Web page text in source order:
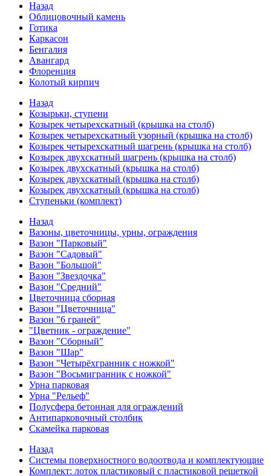
Назад
Облицовочный камень
Готика
Каркасон
Бенгалия
Авангард
Флоренция
Колотый кирпич
Назад
Козырьки, ступени
Козырек четырехскатный (крышка на столб)
Козырек четырехскатный узорный (крышка на столб)
Козырек четырехскатный шагрень (крышка на столб)
Козырек двухскатный шагрень (крышка на столб)
Козырек двухскатный (крышка на столб)
Козырек двухскатный (крышка на столб)
Козырек двухскатный (крышка на столб)
Ступеньки (комплект)
Назад
Вазоны, цветочницы, урны, ограждения
Вазон "Парковый"
Вазон "Садовый"
Вазон "Большой"
Вазон "Звездочка"
Вазон "Средний"
Цветочница сборная
Вазон "Цветочница"
Вазон "6 граней"
"Цветник - ограждение"
Вазон "Сборный"
Вазон "Шар"
Вазон "Четырёхгранник с ножкой"
Вазон "Восьмигранник с ножкой"
Урна парковая
Урна "Рельеф"
Полусфера бетонная для ограждений
Антипарковочный столбик
Скамейка парковая
Назад
Системы поверхностного водоотвода и комплектующие
Комплект: лоток пластиковый с пластиковой решеткой